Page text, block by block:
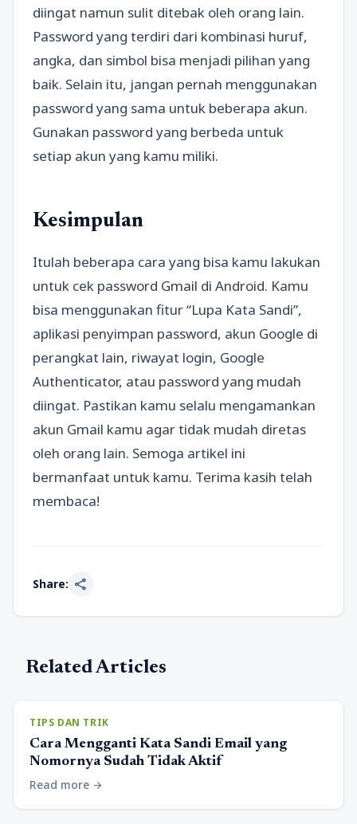
diingat namun sulit ditebak oleh orang lain.
Password yang terdiri dari kombinasi huruf,
angka, dan simbol bisa menjadi pilihan yang
baik. Selain itu, jangan pernah menggunakan
password yang sama untuk beberapa akun.
Gunakan password yang berbeda untuk
setiap akun yang kamu miliki.
Kesimpulan
Itulah beberapa cara yang bisa kamu lakukan
untuk cek password Gmail di Android. Kamu
bisa menggunakan fitur “Lupa Kata Sandi”,
aplikasi penyimpan password, akun Google di
perangkat lain, riwayat login, Google
Authenticator, atau password yang mudah
diingat. Pastikan kamu selalu mengamankan
akun Gmail kamu agar tidak mudah diretas
oleh orang lain. Semoga artikel ini
bermanfaat untuk kamu. Terima kasih telah
membaca!
Share: share
Related Articles
TIPS DAN TRIK
Cara Mengganti Kata Sandi Email yang
Nomornya Sudah Tidak Aktif
Read more arrow_forward